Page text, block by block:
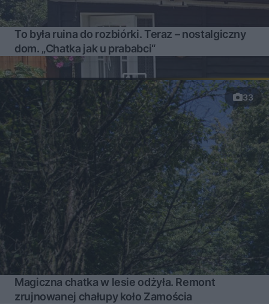
To była ruina do rozbiórki. Teraz – nostalgiczny
dom. „Chatka jak u prababci“
33
Magiczna chatka w lesie odżyła. Remont
zrujnowanej chałupy koło Zamościa